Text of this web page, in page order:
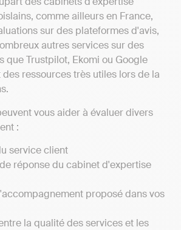
comme ailleurs en France,
sur des plateformes d'avis,
autres services sur des
que Trustpilot, Ekomi ou Google
des ressources très utiles lors de la
vous aider à évaluer divers
:
service client
réponse du cabinet d'expertise
proposé dans vos
la qualité des services et les